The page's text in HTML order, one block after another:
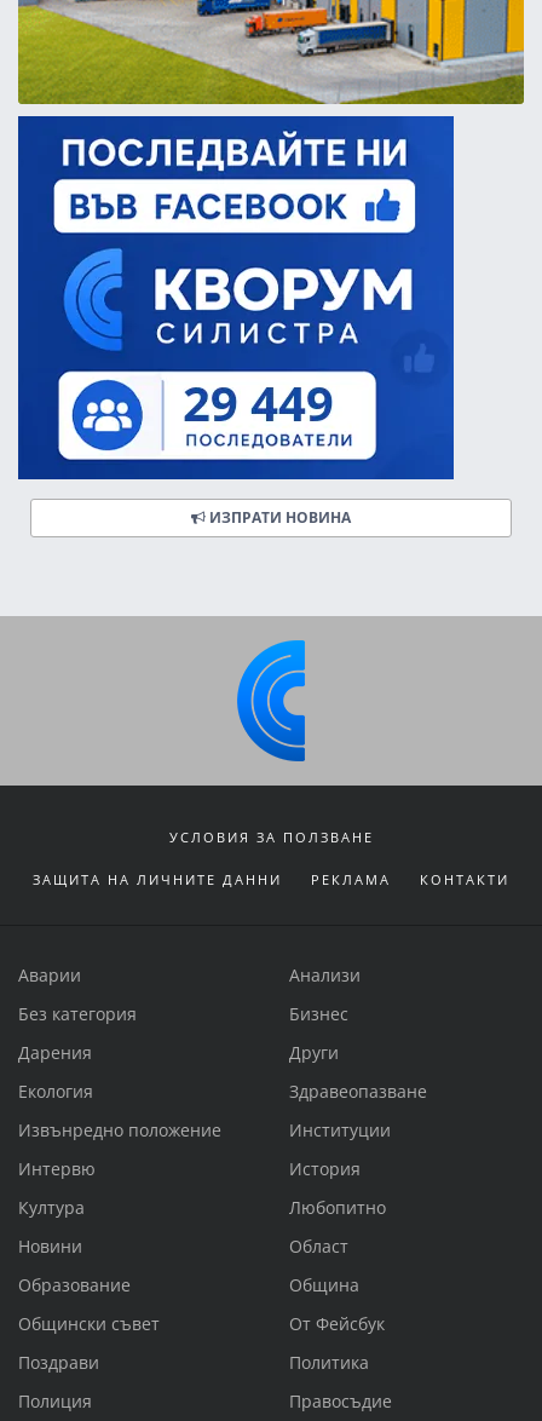
ИЗПРАТИ НОВИНА
УСЛОВИЯ ЗА ПОЛЗВАНЕ
ЗАЩИТА НА ЛИЧНИТЕ ДАННИ РЕКЛАМА КОНТАКТИ
Аварии
Анализи
Без категория
Бизнес
Дарения
Други
Екология
Здравеопазване
Извънредно положение
Институции
Интервю
История
Култура
Любопитно
Новини
Област
Образование
Община
Общински съвет
От Фейсбук
Поздрави
Политика
Полиция
Правосъдие